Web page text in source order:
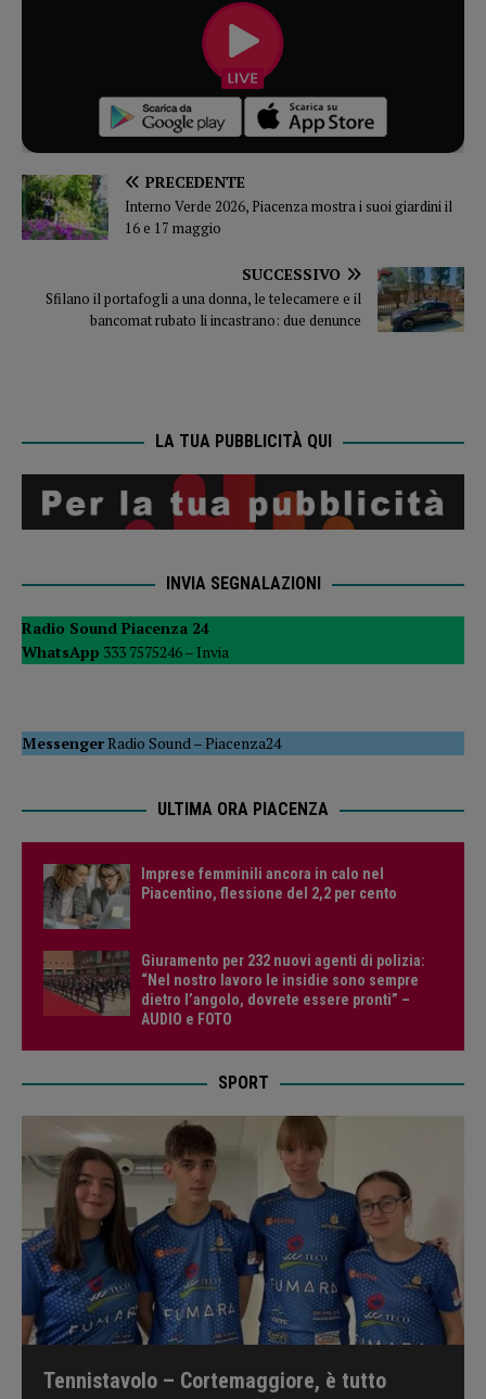
PRECEDENTE
Interno Verde 2026, Piacenza mostra i suoi giardini il
16 e 17 maggio
SUCCESSIVO
Sfilano il portafogli a una donna, le telecamere e il
bancomat rubato li incastrano: due denunce
LA TUA PUBBLICITÀ QUI
INVIA SEGNALAZIONI
Radio Sound Piacenza 24
WhatsApp 333 7575246 – Invia
MessengerRadio Sound–Piacenza24
ULTIMA ORA PIACENZA
Imprese femminili ancora in calo nel
Piacentino, flessione del 2,2 per cento
Giuramento per 232 nuovi agenti di polizia:
“Nel nostro lavoro le insidie sono sempre
dietro l’angolo, dovrete essere pronti” –
AUDIO e FOTO
SPORT
Tennistavolo – Cortemaggiore, è tutto